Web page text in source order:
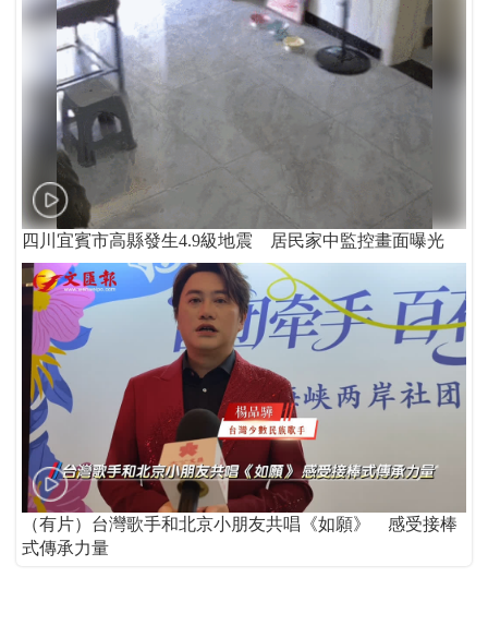
四川宜賓市高縣發生4.9級地震 居民家中監控畫面曝光
（有片）台灣歌手和北京小朋友共唱《如願》 感受接棒
式傳承力量